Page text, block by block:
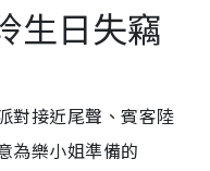
生日失竊
對接近尾聲、賓客陸
為樂小姐準備的